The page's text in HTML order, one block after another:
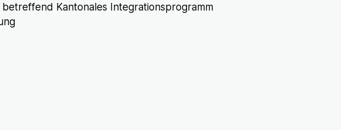
Kantonales Integrationsprogramm